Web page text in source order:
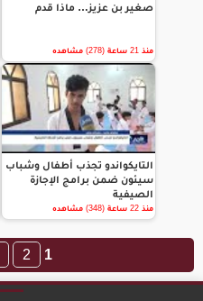
صغير بن عزيز… ماذا قدم
منذ 21 ساعة (278) مشاهده
التايكواندو تجذب أطفال وشباب
سيئون ضمن برامج الإجازة
الصيفية
منذ 22 ساعة (348) مشاهده
1
2